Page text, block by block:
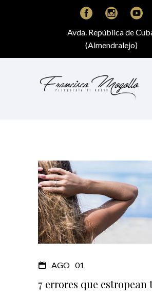
Avda. República de
(Almendralejo)
AGO 01
7 errores que estropean